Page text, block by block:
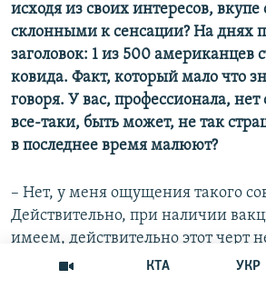
КТА УКР
исходя из своих интересов,
склонными к сенсации? На днях
заголовок: 1 из 500 американцев
ковида. Факт, который мало что
говоря. У вас, профессионала,
все-таки, быть может, не так
в последнее время малюют?
– Нет, у меня ощущения такого
Действительно, при наличии
имеем, действительно этот черт
страшный. Действительно,